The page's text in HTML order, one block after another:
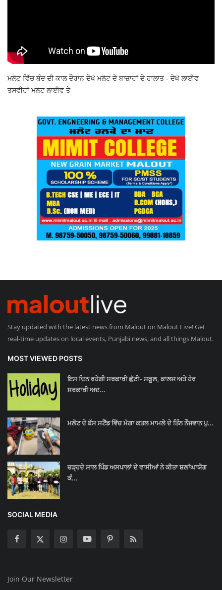
ਮਲੋਟ ਵਿੱਚ ਬੰਦ ਦੀ ਕਾਲ ਦੌਰਾਨ ਦੇਖੋ ਮਲੋਟ ਦੇ ਬਾਜ਼ਾਰਾਂ ਦੇ ਹਾਲਾਤ - ਦੇਖੋ ਲਾਈਵ
ਤਸਵੀਰਾਂ ਮਲੋਟ ਲਾਈਵ ਤੇ
Stay updated with the latest news from Malout on Malout Live! Get
real-time updates on local events, Punjabi news, and all things Malout.
MOST VIEWED POSTS
ਇਸ ਦਿਨ ਰਹੇਗੀ ਸਰਕਾਰੀ ਛੁੱਟੀ- ਸਕੂਲ, ਕਾਲਜ ਅਤੇ ਹੋਰ
ਸਰਕਾਰੀ ਅਦ...
ਮਲੋਟ ਦੇ ਬੱਸ ਸਟੈਂਡ ਵਿੱਚ ਮੋਗਾ ਕਤਲ ਮਾਮਲੇ ਦੇ ਤਿੰਨ ਨੌਜਵਾਨ ਪੁ...
ਚੜ੍ਹਦੇ ਸਾਲ ਪਿੰਡ ਅਸਪਾਲਾਂ ਦੇ ਵਾਸੀਆਂ ਨੇ ਕੀਤਾ ਸ਼ਲਾਂਘਾਯੋਗ
ਕੰ...
SOCIAL MEDIA
Join Our Newsletter